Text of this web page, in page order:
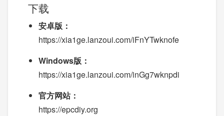
下载
安卓版：
https://xia1ge.lanzoui.com/iFnYTwknofe
Windows版：
https://xia1ge.lanzoui.com/inGg7wknpdi
官方网站：
https://epcdiy.org